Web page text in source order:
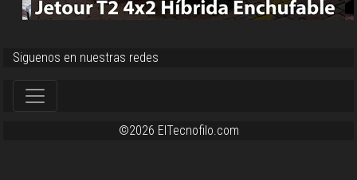
Siguenos en nuestras redes
©2026 ElTecnofilo.com